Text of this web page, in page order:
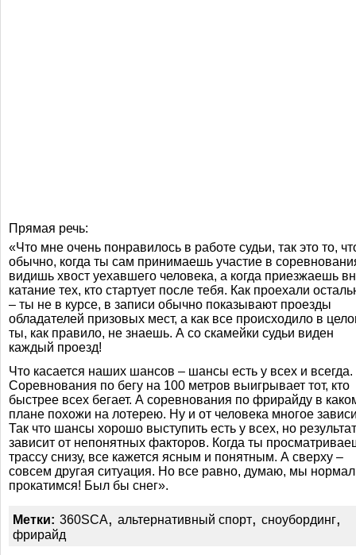
Прямая речь:
«Что мне очень понравилось в работе судьи, так это то,
обычно, когда ты сам принимаешь участие в
видишь хвост уехавшего человека, а когда приезжаешь
катание тех, кто стартует после тебя. Как проехали
– ты не в курсе, в записи обычно показывают проезды
обладателей призовых мест, а как все происходило в
ты, как правило, не знаешь. А со скамейки судьи виден
каждый проезд!
Что касается наших шансов – шансы есть у всех и всегда.
Соревнования по бегу на 100 метров выигрывает тот, кто
быстрее всех бегает. А соревнования по фрирайду в
плане похожи на лотерею. Ну и от человека многое
Так что шансы хорошо выступить есть у всех, но результат
зависит от непонятных факторов. Когда ты
трассу снизу, все кажется ясным и понятным. А сверху –
совсем другая ситуация. Но все равно, думаю, мы
прокатимся! Был бы снег».
Метки: 360SCA, альтернативный спорт, сноубординг,
фрирайд